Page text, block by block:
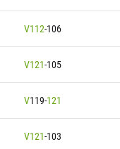
V112-106
V121-105
V119-121
V121-103